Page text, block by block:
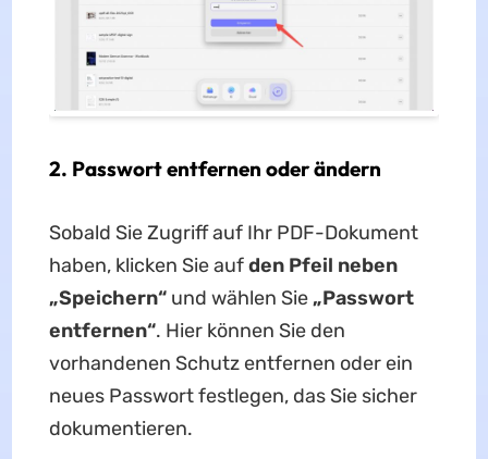
2. Passwort entfernen oder ändern
Sobald Sie Zugriff auf Ihr PDF-Dokument
haben, klicken Sie aufden Pfeil neben
„Speichern“und wählen Sie„Passwort
entfernen“. Hier können Sie den
vorhandenen Schutz entfernen oder ein
neues Passwort festlegen, das Sie sicher
dokumentieren.